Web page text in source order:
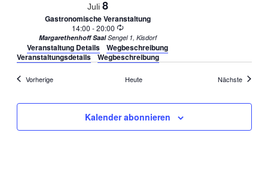
Juli 8
Gastronomische Veranstaltung
14:00 -20:00 Wiederholung
Margarethenhoff Saal Sengel 1, Kisdorf
Veranstaltung Details
Wegbeschreibung
Veranstaltungsdetails
Wegbeschreibung
VorherigeVeranstaltungen Heute Nächste
Kalender abonnieren